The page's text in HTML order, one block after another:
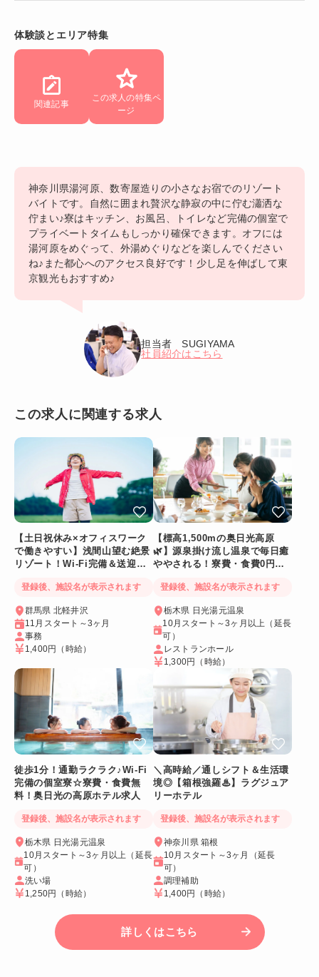
体験談とエリア特集
関連記事
この求人の特集ペ
ージ
神奈川県湯河原、数寄屋造りの小さなお宿でのリゾート
バイトです。自然に囲まれ贅沢な静寂の中に佇む瀟洒な
佇まい♪寮はキッチン、お風呂、トイレなど完備の個室で
プライベートタイムもしっかり確保できます。オフには
湯河原をめぐって、外湯めぐりなどを楽しんでください
ね♪また都心へのアクセス良好です！少し足を伸ばして東
京観光もおすすめ♪
担当者 SUGIYAMA
社員紹介はこちら
この求人に関連する求人
【土日祝休み×オフィスワーク
で働きやすい】浅間山望む絶景
リゾート！Wi-Fi完備＆送迎バ
登録後、施設名が表示されます
群馬県 北軽井沢
11月スタート～3ヶ月
事務
1,400円
（時給）
【標高1,500mの奥日光高原
🌿】源泉掛け流し温泉で毎日癒
ややされる！寮費・食費0円！
登録後、施設名が表示されます
栃木県 日光湯元温泉
10月スタート～3ヶ月以上（延長
可）
レストランホール
1,300円
（時給）
徒歩1分！通勤ラクラク♪Wi-Fi
完備の個室寮☆寮費・食費無
料！奥日光の高原ホテル求人
登録後、施設名が表示されます
栃木県 日光湯元温泉
10月スタート～3ヶ月以上（延長
可）
洗い場
1,250円 （時給）
＼高時給／通しシフト＆生活環
境◎【箱根強羅♨】ラグジュア
リーホテル
登録後、施設名が表示されます
神奈川県 箱根
10月スタート～3ヶ月（延長
可）
調理補助
1,400円 （時給）
詳しくはこちら